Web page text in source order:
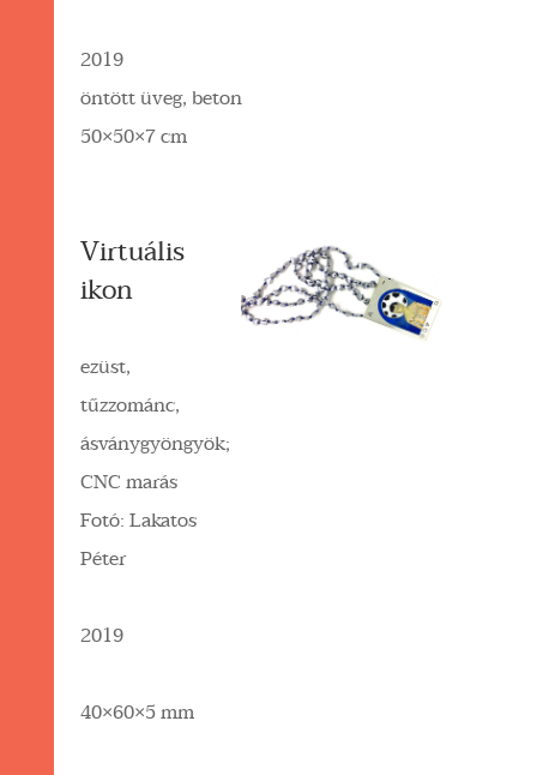
2019
öntött üveg, beton
50×50×7 cm
Virtuális
ikon
ezüst,
tűzzománc,
ásványgyöngyök;
CNC marás
Fotó: Lakatos
Péter
2019
40×60×5 mm